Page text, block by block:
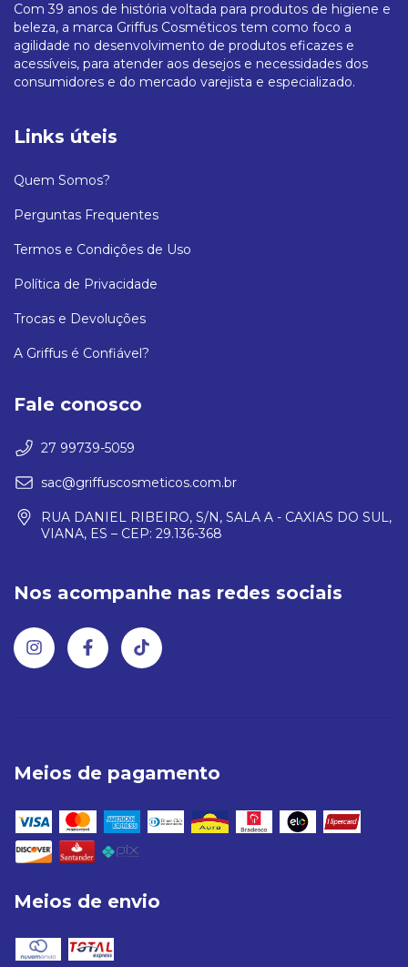
Com 39 anos de história voltada para produtos de higiene e
beleza, a marca Griffus Cosméticos tem como foco a
agilidade no desenvolvimento de produtos eficazes e
acessíveis, para atender aos desejos e necessidades dos
consumidores e do mercado varejista e especializado.
Links úteis
Quem Somos?
Perguntas Frequentes
Termos e Condições de Uso
Política de Privacidade
Trocas e Devoluções
A Griffus é Confiável?
Fale conosco
27 99739-5059
sac@griffuscosmeticos.com.br
RUA DANIEL RIBEIRO, S/N, SALA A - CAXIAS DO SUL,
VIANA, ES – CEP: 29.136-368
Nos acompanhe nas redes sociais
Meios de pagamento
Meios de envio